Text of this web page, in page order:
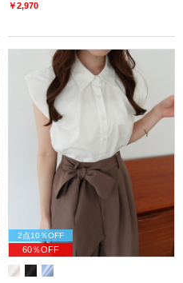
￥2,970
2点10％OFF
60％OFF